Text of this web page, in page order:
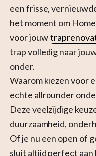
een frisse,
het moment om
voor jouw
trap volledig naar
onder.
Waarom kiezen voor
echte allrounder
Deze veelzijdige
duurzaamheid,
Of je nu een open of
sluit altijd perfect aan